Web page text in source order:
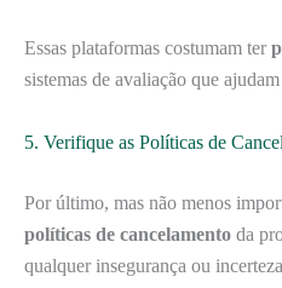
Essas plataformas costumam ter
sistemas de avaliação que
5. Verifique as Políticas de
Por último, mas não menos
políticas de cancelamento da
qualquer insegurança ou